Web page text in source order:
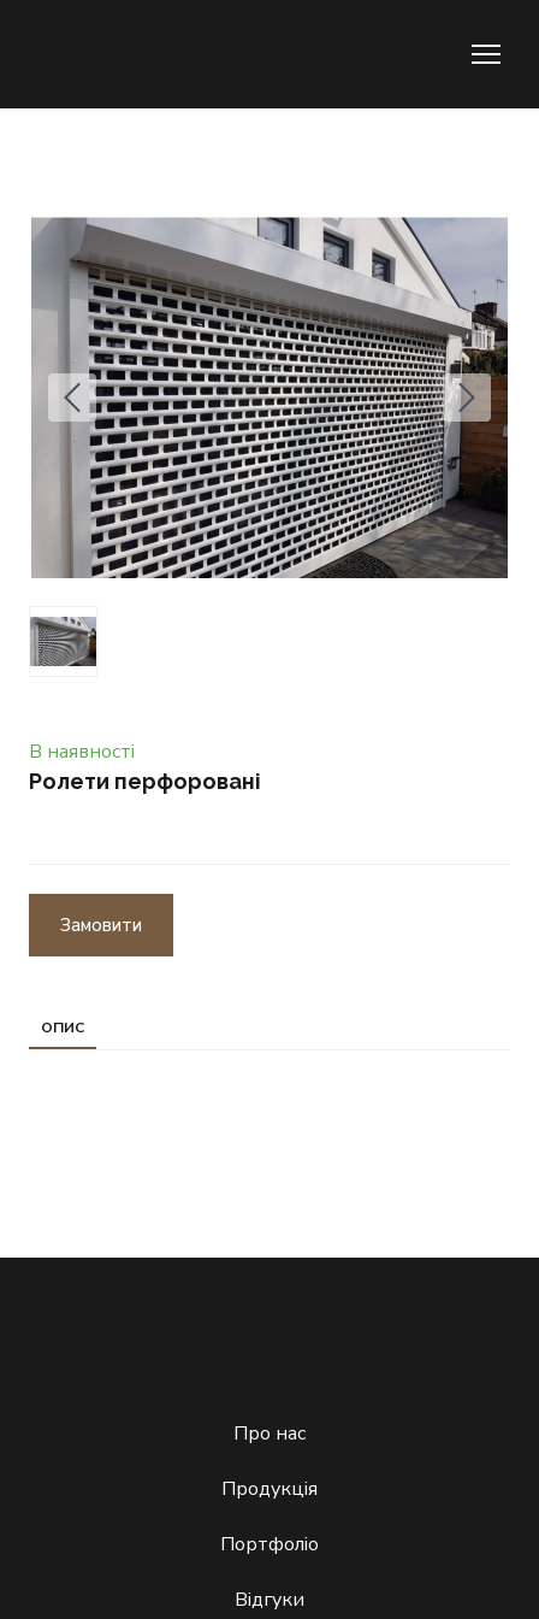
В наявності
Ролети перфоровані
Замовити
ОПИС
Про нас
Продукція
Портфоліо
Відгуки